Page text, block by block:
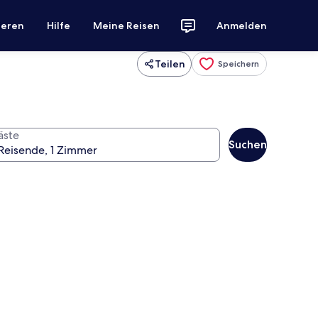
Hilfe Meine Reisen Anmelden
Teilen Speichern
Suchen